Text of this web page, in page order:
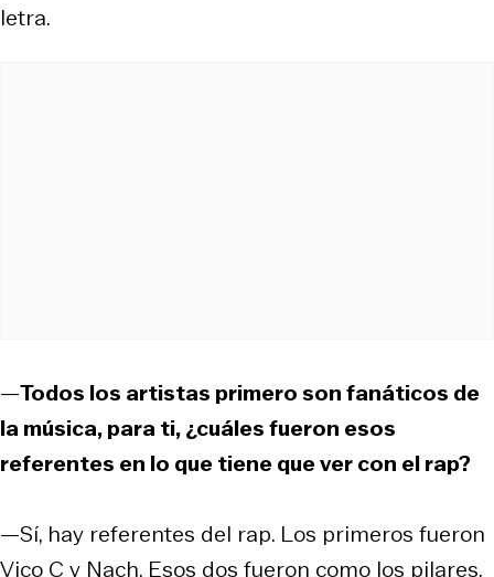
letra.
—Todos los artistas primero son fanáticos de
la música, para ti, ¿cuáles fueron esos
referentes en lo que tiene que ver con el rap?
—Sí, hay referentes del rap. Los primeros fueron
Vico C y Nach. Esos dos fueron como los pilares.